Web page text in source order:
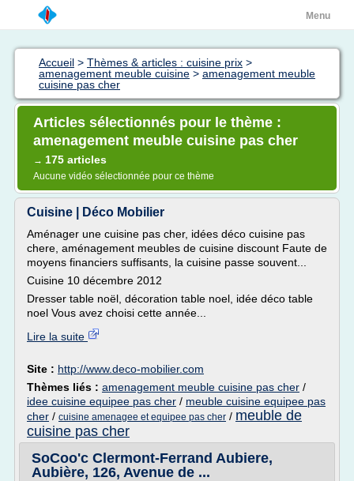
Menu
Accueil > Thèmes & articles : cuisine prix >
amenagement meuble cuisine > amenagement meuble
cuisine pas cher
Articles sélectionnés pour le thème :
amenagement meuble cuisine pas cher
→ 175 articles
Aucune vidéo sélectionnée pour ce thème
Cuisine | Déco Mobilier
Aménager une cuisine pas cher, idées déco cuisine pas
chere, aménagement meubles de cuisine discount Faute de
moyens financiers suffisants, la cuisine passe souvent...
Cuisine 10 décembre 2012
Dresser table noël, décoration table noel, idée déco table
noel Vous avez choisi cette année...
Lire la suite
Site : http://www.deco-mobilier.com
Thèmes liés : amenagement meuble cuisine pas cher /
idee cuisine equipee pas cher / meuble cuisine equipee pas
cher / cuisine amenagee et equipee pas cher / meuble de
cuisine pas cher
SoCoo'c Clermont-Ferrand Aubiere,
Aubière, 126, Avenue de ...